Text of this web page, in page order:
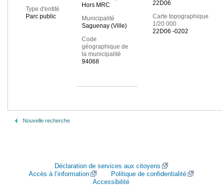
Type d'entité
Parc public
Hors MRC
Municipalité
Saguenay (Ville)
Code
géographique de
la municipalité
94068
22D06
Carte topographique
1/20 000
22D06 -0202
Nouvelle recherche
Déclaration de services aux citoyens
Accès à l’information
Politique de confidentialité
Accessibilité